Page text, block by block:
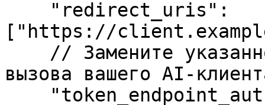
["https://
вызова вашего AI-